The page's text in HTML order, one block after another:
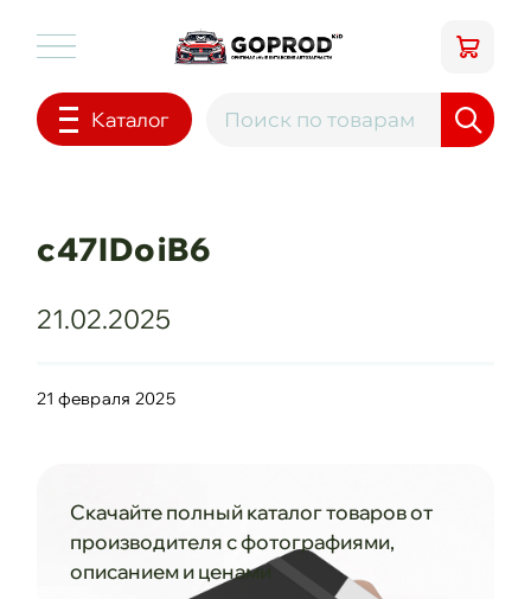
Каталог
c47IDoiB6
21.02.2025
21 февраля 2025
Скачайте полный каталог товаров от
производителя с фотографиями,
описанием и ценами